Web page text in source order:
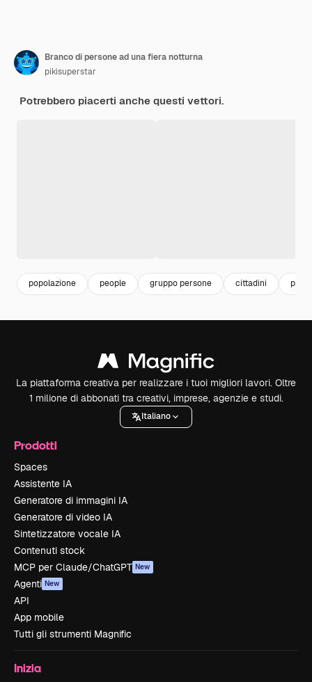
Branco di persone ad una fiera notturna
pikisuperstar
Potrebbero piacerti anche questi vettori.
popolazione people gruppo persone cittadini
La piattaforma creativa per realizzare i tuoi migliori lavori. Oltre
1 milione di abbonati tra creativi, imprese, agenzie e studi.
Italiano
Prodotti
Spaces
Assistente IA
Generatore di immagini IA
Generatore di video IA
Sintetizzatore vocale IA
Contenuti stock
MCP per Claude/ChatGPT New
Agenti New
API
App mobile
Tutti gli strumenti Magnific
Inizia